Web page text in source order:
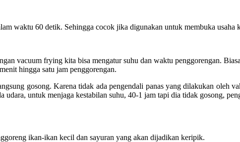
waktu 60 detik. Sehingga cocok jika digunakan untuk membuka usaha
vacuum frying kita bisa mengatur suhu dan waktu penggorengan.
hingga satu jam penggorengan.
gosong. Karena tidak ada pengendali panas yang dilakukan oleh
udara, untuk menjaga kestabilan suhu, 40-1 jam tapi dia tidak gosong,
ikan-ikan kecil dan sayuran yang akan dijadikan keripik.